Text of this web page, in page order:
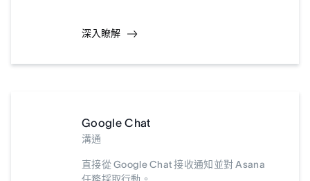
深入瞭解
Google Chat
溝通
直接從 Google Chat 接收通知並對 Asana